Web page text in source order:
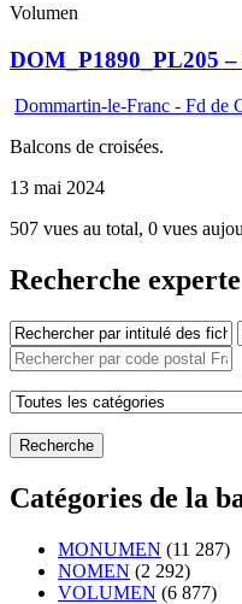
Volumen
DOM_P1890_PL205 –
Dommartin-le-Franc - Fd de
Balcons de croisées.
13 mai 2024
507 vues au total, 0 vues
Recherche
Catégories de la
MONUMEN (11 287)
NOMEN (2 292)
VOLUMEN (6 877)